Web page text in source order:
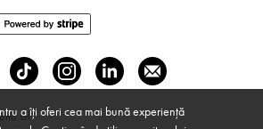
srl
a îți oferi cea mai bună experiență